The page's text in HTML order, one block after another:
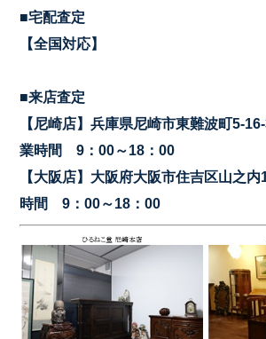
■宅配査定
【全国対応】
■来店査定
【尼崎店】兵庫県尼崎市東難波町5-
業時間 9：00～18：00
【大阪店】大阪府大阪市住吉区山之
時間 9：00～18：00